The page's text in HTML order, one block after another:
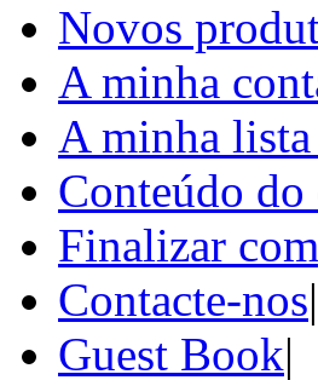
Novos
A minha
A minha lista
Conteúdo
Finalizar
Contacte-nos|
Guest Book|